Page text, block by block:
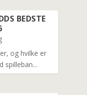
BEDSTE
og hvilke er
spilleban...